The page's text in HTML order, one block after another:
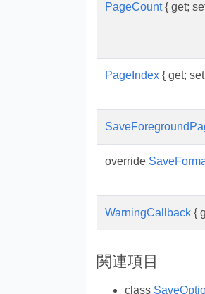
PageCount{ get;
PageIndex { get;
override
WarningCallback {
関連項目
class